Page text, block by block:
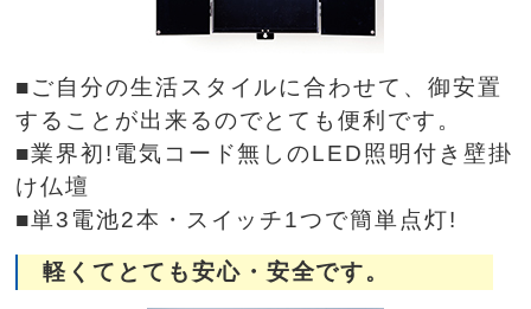
■ご自分の生活スタイルに合わせて、御安置
することが出来るのでとても便利です。
■業界初!電気コード無しのLED照明付き壁掛
け仏壇
■単3電池2本・スイッチ1つで簡単点灯!
軽くてとても安心・安全です。